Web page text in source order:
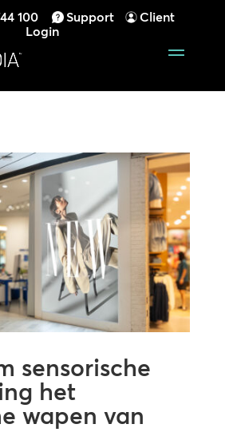
100 Support
Client
Login
sensorische
het
wapen van